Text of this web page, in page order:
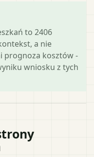
to 2406
a nie
prognoza kosztów -
wniosku z tych